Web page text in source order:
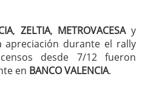
, ZELTIA, METROVACESAy
durante el rally
desde 7/12 fueron
en BANCO VALENCIA.